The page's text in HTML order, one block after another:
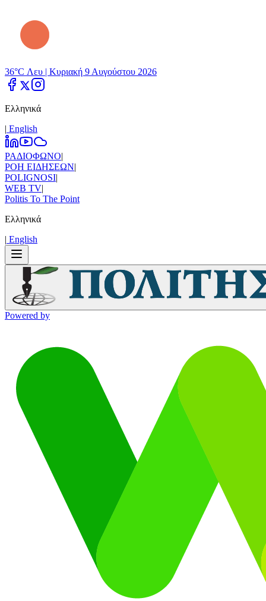
36°C Λευ | Κυριακή 9 Αυγούστου 2026
Ελληνικά
| Εnglish
ΡΑΔΙΟΦΩΝΟ|
ΡΟΗ ΕΙΔΗΣΕΩΝ|
POLIGNOSI|
WEB TV|
Politis To The Point
Ελληνικά
| Εnglish
Powered by